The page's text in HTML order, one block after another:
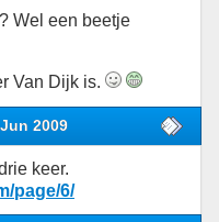
Wel een beetje
Van Dijk is.
2009
keer.
page/6/